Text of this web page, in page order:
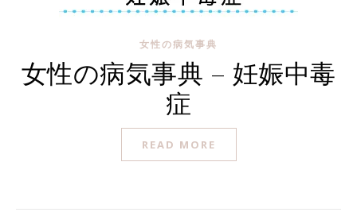
女性の病気事典
女性の病気事典 – 妊娠中毒
症
READ MORE